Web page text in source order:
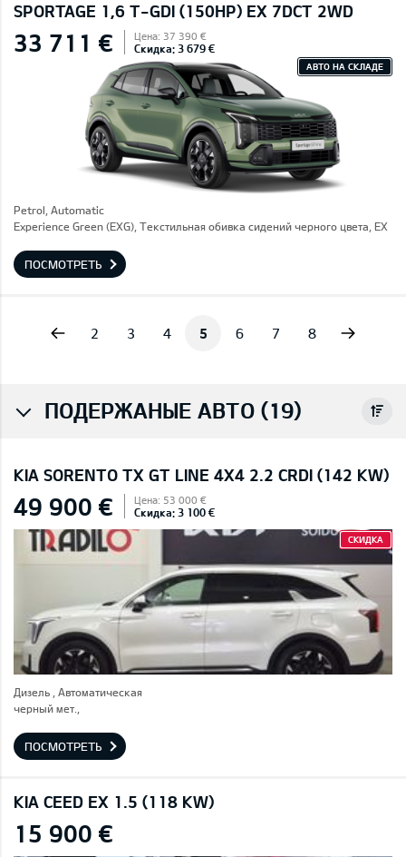
SPORTAGE 1,6 T-GDI (150HP) EX 7DCT 2WD
33 711 € Цена: 37 390 €
Скидка: 3 679 €
АВТО НА СКЛАДЕ
Petrol, Automatic
Experience Green (EXG), Текстильная обивка сидений черного цвета, EX
ПОСМОТРЕТЬ
2 3 4 5 6 7 8
ПОДЕРЖАНЫЕ АВТО (19)
KIA SORENTO TX GT LINE 4X4 2.2 CRDI (142 KW)
49 900 € Цена: 53 000 €
Скидка: 3 100 €
СКИДКА
Дизель , Автоматическая
черный мет.,
ПОСМОТРЕТЬ
KIA CEED EX 1.5 (118 KW)
15 900 €